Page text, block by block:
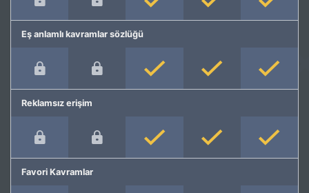
Eş anlamlı kavramlar sözlüğü
Reklamsız erişim
Favori Kavramlar